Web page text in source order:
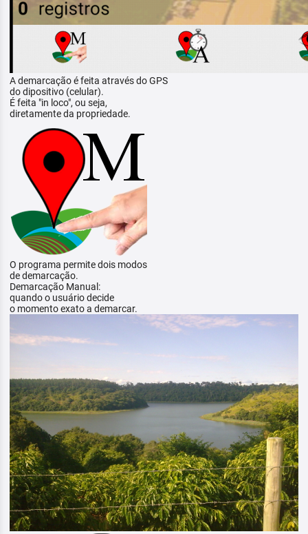
A demarcação é feita através do GPS
do dipositivo (celular).
É feita "in loco", ou seja,
diretamente da propriedade.
O programa permite dois modos
de demarcação.
Demarcação Manual:
quando o usuário decide
o momento exato a demarcar.